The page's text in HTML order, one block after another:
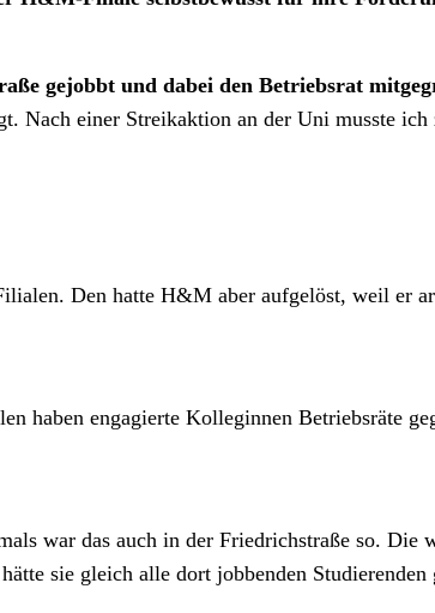
gejobbt und dabei den Betriebsrat
Nach einer Streikaktion an der Uni musste
Den hatte H&M aber aufgelöst, weil er
haben engagierte Kolleginnen Betriebsräte
war das auch in der Friedrichstraße so. Die
sie gleich alle dort jobbenden Studierenden